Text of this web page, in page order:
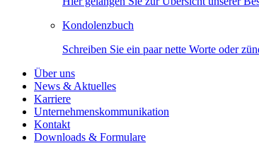
Kondolenzbuch
Schreiben Sie ein paar nette Worte oder
Über uns
News & Aktuelles
Karriere
Unternehmenskommunikation
Kontakt
Downloads & Formulare